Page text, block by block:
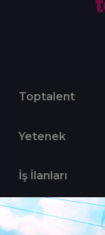
Toptalent
Yetenek
İş İlanları
Sertifika